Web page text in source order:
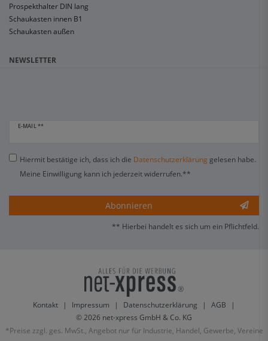
Prospekthalter DIN lang
Schaukasten innen B1
Schaukasten außen
NEWSLETTER
E-MAIL **
Hiermit bestätige ich, dass ich die Daten­schutz­erklärung gelesen habe.
Meine Einwilligung kann ich jederzeit widerrufen.**
Abonnieren
** Hierbei handelt es sich um ein Pflichtfeld.
Kontakt | Impressum | Datenschutzerklärung | AGB
|
© 2026 net-xpress GmbH & Co. KG
*Preise zzgl. ges. MwSt., Angebot nur für Industrie, Handel, Gewerbe, Vereine